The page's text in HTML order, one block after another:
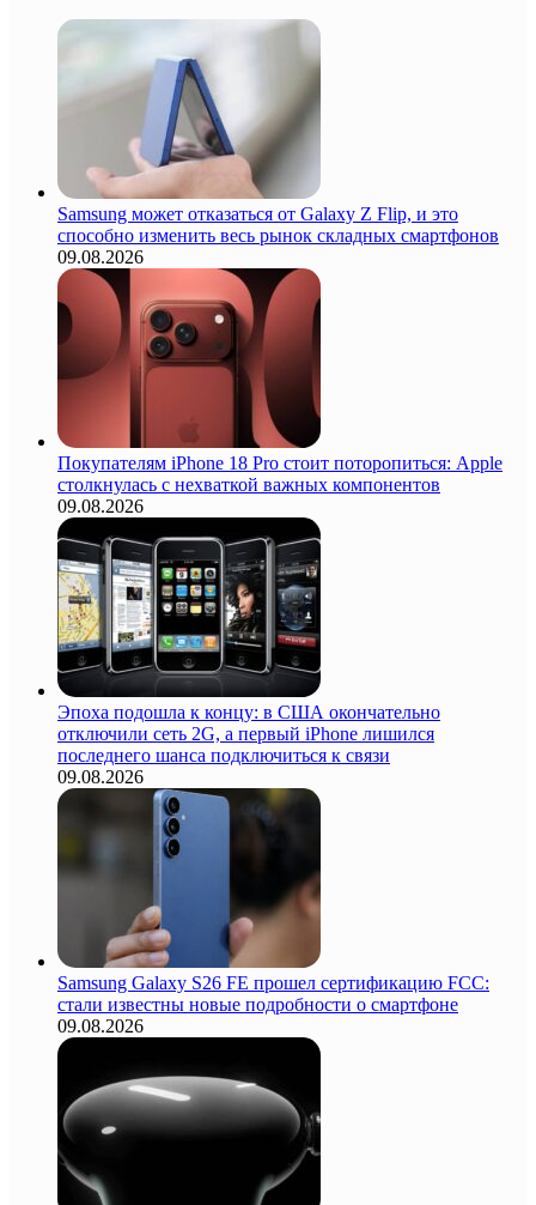
Samsung может отказаться от Galaxy Z Flip, и это
способно изменить весь рынок складных смартфонов
09.08.2026
Покупателям iPhone 18 Pro стоит поторопиться: Apple
столкнулась с нехваткой важных компонентов
09.08.2026
Эпоха подошла к концу: в США окончательно
отключили сеть 2G, а первый iPhone лишился
последнего шанса подключиться к связи
09.08.2026
Samsung Galaxy S26 FE прошел сертификацию FCC:
стали известны новые подробности о смартфоне
09.08.2026